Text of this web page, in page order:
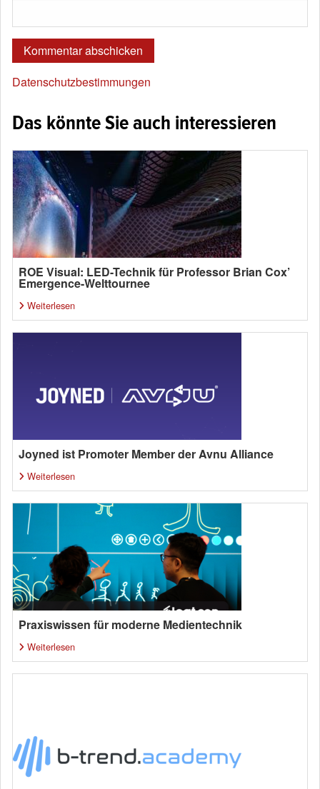
Datenschutzbestimmungen
Das könnte Sie auch interessieren
ROE Visual: LED-Technik für Professor Brian Cox’
Emergence-Welttournee
Weiterlesen
Joyned ist Promoter Member der Avnu Alliance
Weiterlesen
Praxiswissen für moderne Medientechnik
Weiterlesen